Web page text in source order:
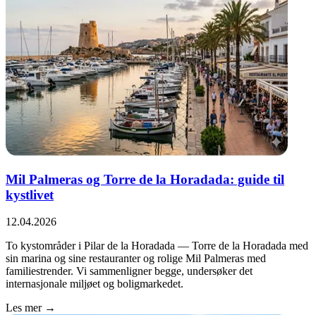
Mil Palmeras og Torre de la Horadada: guide til
kystlivet
12.04.2026
To kystområder i Pilar de la Horadada — Torre de la Horadada med
sin marina og sine restauranter og rolige Mil Palmeras med
familiestrender. Vi sammenligner begge, undersøker det
internasjonale miljøet og boligmarkedet.
Les mer →